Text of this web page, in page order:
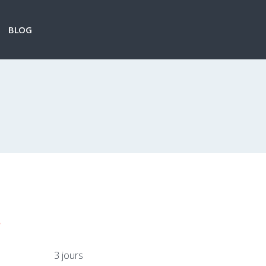
BLOG
3 jours